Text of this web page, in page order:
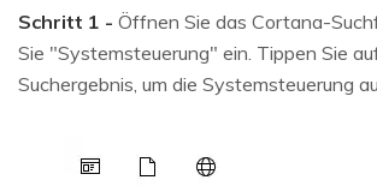
Schritt 1 - Öffnen Sie das Cortana-
Sie "Systemsteuerung" ein. Tippen Sie
Suchergebnis, um die Systemsteuerung